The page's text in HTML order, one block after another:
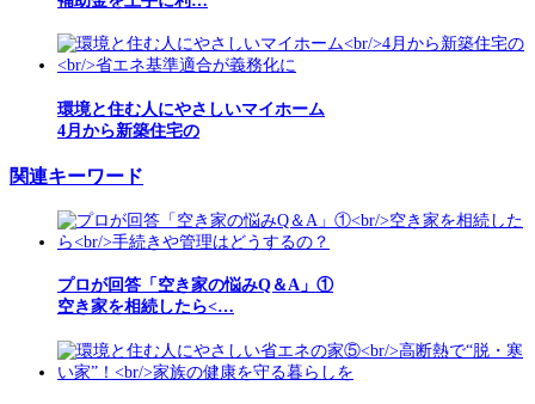
環境と住む人にやさしいマイホーム
4月から新築住宅の
関連キーワード
プロが回答「空き家の悩みQ＆A」①
空き家を相続したら<…